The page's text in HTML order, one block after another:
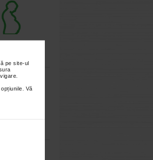
pe site-ul
Vă